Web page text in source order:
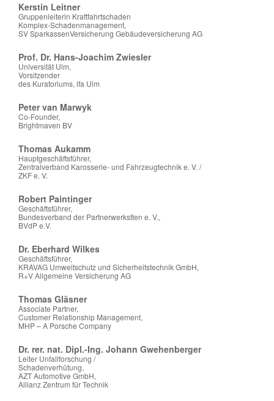
Kerstin Leitner
Gruppenleiterin Kraftfahrtschaden
Komplex-Schadenmanagement,
SV SparkassenVersicherung Gebäudeversicherung AG
Prof. Dr. Hans-Joachim Zwiesler
Universität Ulm,
Vorsitzender
des Kuratoriums, ifa Ulm
Peter van Marwyk
Co-Founder,
Brightmaven BV
Thomas Aukamm
Hauptgeschäftsführer,
Zentralverband Karosserie- und Fahrzeugtechnik e. V. /
ZKF e. V.
Robert Paintinger
Geschäftsführer,
Bundesverband der Partnerwerkstten e. V.,
BVdP e.V.
Dr. Eberhard Wilkes
Geschäftsführer,
KRAVAG Umweltschutz und Sicherheitstechnik GmbH,
R+V Allgemeine Versicherung AG
Thomas Gläsner
Associate Partner,
Customer Relationship Management,
MHP – A Porsche Company
Dr. rer. nat. Dipl.-Ing. Johann Gwehenberger
Leiter Unfallforschung /
Schadenverhütung,
AZT Automotive GmbH,
Allianz Zentrum für Technik